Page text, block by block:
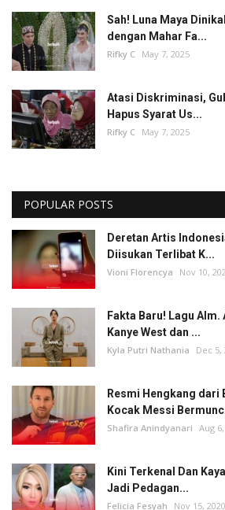
Sah! Luna Maya
dengan Mahar Fa...
Rifky C May 7, 2025
Atasi Diskriminasi,
Hapus Syarat Us...
Rifky C May 7, 2025
POPULAR POSTS
Deretan Artis
Diisukan Terlibat K...
Vioni Florencya Nov 10,
Fakta Baru! Lagu Alm.
Kanye West dan ...
Kyla Putri Nathania Dec 5,
Resmi Hengkang dari
Kocak Messi
Shafira Anindyanari Aug
Kini Terkenal Dan
Jadi Pedagan...
Felicia Fesyah Nov 15, 2020